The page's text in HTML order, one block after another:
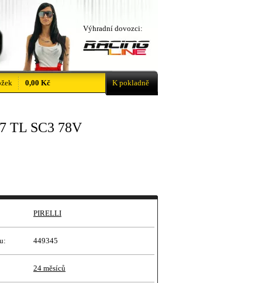
TL SC3 78V
PIRELLI
449345
24 měsíců
Výhradní dovozci:
0,00 Kč K pokladně